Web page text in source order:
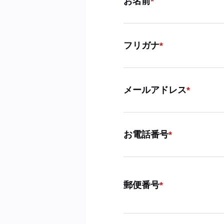
フリガナ
メールアドレス
お電話番号
郵便番号